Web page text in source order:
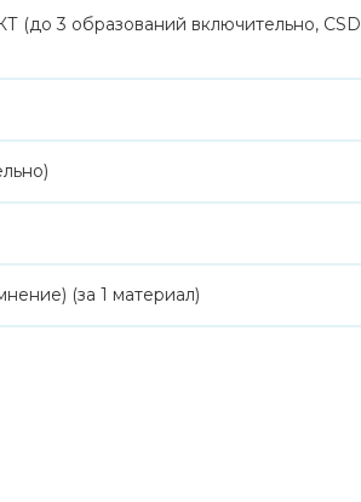
(до 3 образований включительно, CSD
(за 1 материал)